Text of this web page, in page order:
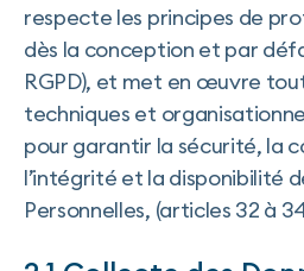
respecte les principes de
dès la conception et par
RGPD), et met en œuvre
techniques et
pour garantir la sécurité, la
l’intégrité et la disponibilité
Personnelles, (articles 32 à